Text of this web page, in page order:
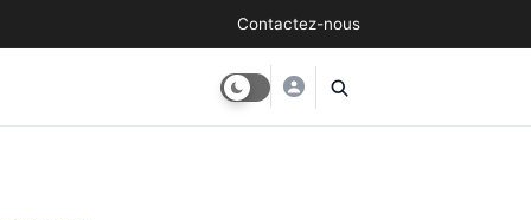
Contactez-nous